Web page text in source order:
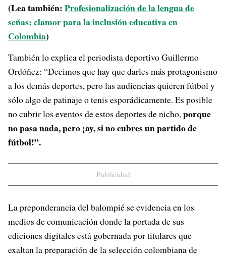
(Lea también:Profesionalización de la lengua de
señas: clamor para la inclusión educativa en
Colombia)
También lo explica el periodista deportivo Guillermo
Ordóñez: “Decimos que hay que darles más protagonismo
a los demás deportes, pero las audiencias quieren fútbol y
sólo algo de patinaje o tenis esporádicamente. Es posible
no cubrir los eventos de estos deportes de nicho,porque
no pasa nada, pero ¡ay, si no cubres un partido de
fútbol!”.
Publicidad
La preponderancia del balompié se evidencia en los
medios de comunicación donde la portada de sus
ediciones digitales está gobernada por titulares que
exaltan la preparación de la selección colombiana de